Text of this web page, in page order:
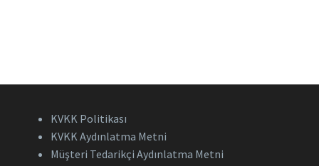
KVKK Politikası
KVKK Aydınlatma Metni
Müşteri Tedarikçi Aydınlatma Metni